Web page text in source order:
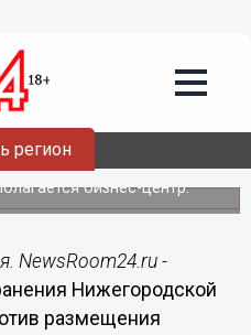
регион
против
со
в Нижнем
1988 года постройки,
бизнес-центр.
NewsRoom24.ru -
Нижегородской
размещения